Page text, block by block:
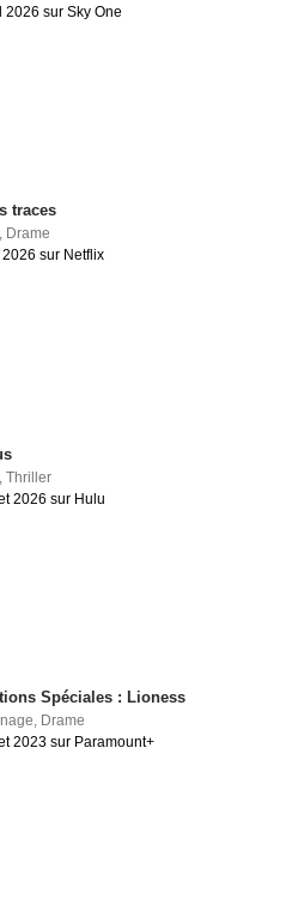
2026 sur Sky One
traces
, Drame
sur Netflix
,Thriller
2026 sur Hulu
Spéciales : Lioness
, Drame
2023 sur Paramount+